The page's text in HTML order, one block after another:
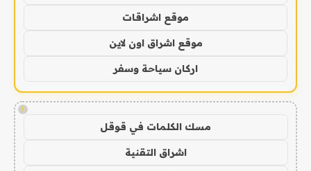
موقع اشراقات
موقع اشراق اون لاين
اركان سياحة وسفر
!
مسك الكلمات في قوقل
اشراق التقنية